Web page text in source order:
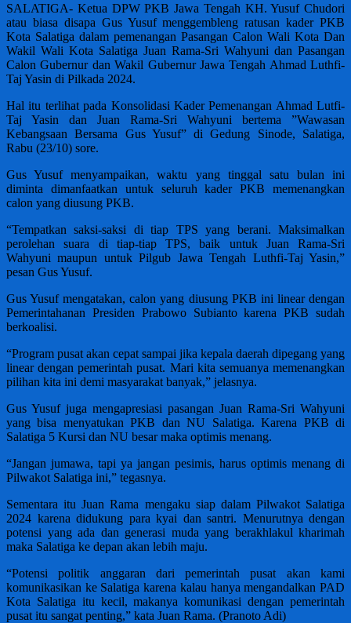
SALATIGA- Ketua DPW PKB Jawa Tengah KH. Yusuf Chudori
atau biasa disapa Gus Yusuf menggembleng ratusan kader PKB
Kota Salatiga dalam pemenangan Pasangan Calon Wali Kota Dan
Wakil Wali Kota Salatiga Juan Rama-Sri Wahyuni dan Pasangan
Calon Gubernur dan Wakil Gubernur Jawa Tengah Ahmad Luthfi-
Taj Yasin di Pilkada 2024.
Hal itu terlihat pada Konsolidasi Kader Pemenangan Ahmad Lutfi-
Taj Yasin dan Juan Rama-Sri Wahyuni bertema ”Wawasan
Kebangsaan Bersama Gus Yusuf” di Gedung Sinode, Salatiga,
Rabu (23/10) sore.
Gus Yusuf menyampaikan, waktu yang tinggal satu bulan ini
diminta dimanfaatkan untuk seluruh kader PKB memenangkan
calon yang diusung PKB.
“Tempatkan saksi-saksi di tiap TPS yang berani. Maksimalkan
perolehan suara di tiap-tiap TPS, baik untuk Juan Rama-Sri
Wahyuni maupun untuk Pilgub Jawa Tengah Luthfi-Taj Yasin,”
pesan Gus Yusuf.
Gus Yusuf mengatakan, calon yang diusung PKB ini linear dengan
Pemerintahanan Presiden Prabowo Subianto karena PKB sudah
berkoalisi.
“Program pusat akan cepat sampai jika kepala daerah dipegang yang
linear dengan pemerintah pusat. Mari kita semuanya memenangkan
pilihan kita ini demi masyarakat banyak,” jelasnya.
Gus Yusuf juga mengapresiasi pasangan Juan Rama-Sri Wahyuni
yang bisa menyatukan PKB dan NU Salatiga. Karena PKB di
Salatiga 5 Kursi dan NU besar maka optimis menang.
“Jangan jumawa, tapi ya jangan pesimis, harus optimis menang di
Pilwakot Salatiga ini,” tegasnya.
Sementara itu Juan Rama mengaku siap dalam Pilwakot Salatiga
2024 karena didukung para kyai dan santri. Menurutnya dengan
potensi yang ada dan generasi muda yang berakhlakul kharimah
maka Salatiga ke depan akan lebih maju.
“Potensi politik anggaran dari pemerintah pusat akan kami
komunikasikan ke Salatiga karena kalau hanya mengandalkan PAD
Kota Salatiga itu kecil, makanya komunikasi dengan pemerintah
pusat itu sangat penting,” kata Juan Rama. (Pranoto Adi)